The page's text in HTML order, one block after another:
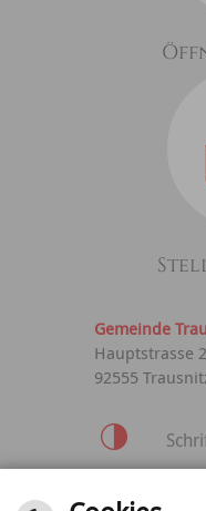
Gemeinde
Hauptstrasse
92555